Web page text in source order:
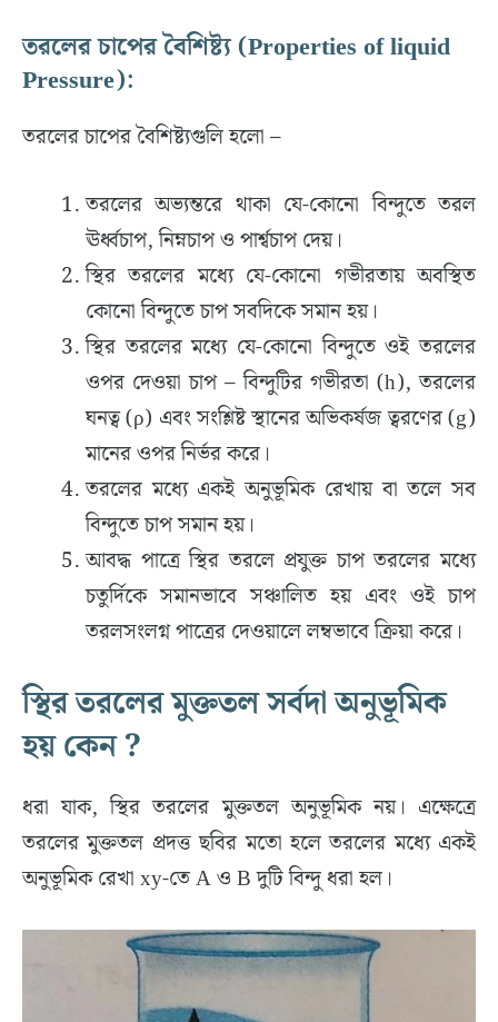
তরলের চাপের বৈশিষ্ট্য (Properties of liquid
Pressure):
তরলের চাপের বৈশিষ্ট্যগুলি হলো –
তরলের অভ্যন্তরে থাকা যে-কোনো বিন্দুতে তরল
ঊর্ধ্বচাপ, নিম্নচাপ ও পার্শ্বচাপ দেয়।
স্থির তরলের মধ্যে যে-কোনো গভীরতায় অবস্থিত
কোনো বিন্দুতে চাপ সবদিকে সমান হয়।
স্থির তরলের মধ্যে যে-কোনো বিন্দুতে ওই তরলের
ওপর দেওয়া চাপ – বিন্দুটির গভীরতা (h), তরলের
ঘনত্ব (ρ) এবং সংশ্লিষ্ট স্থানের অভিকর্ষজ ত্বরণের (g)
মানের ওপর নির্ভর করে।
তরলের মধ্যে একই অনুভূমিক রেখায় বা তলে সব
বিন্দুতে চাপ সমান হয়।
আবদ্ধ পাত্রে স্থির তরলে প্রযুক্ত চাপ তরলের মধ্যে
চতুর্দিকে সমানভাবে সঞ্চালিত হয় এবং ওই চাপ
তরলসংলগ্ন পাত্রের দেওয়ালে লম্বভাবে ক্রিয়া করে।
স্থির তরলের মুক্ততল সর্বদা অনুভূমিক
হয় কেন ?
ধরা যাক, স্থির তরলের মুক্ততল অনুভূমিক নয়। এক্ষেত্রে
তরলের মুক্ততল প্রদত্ত ছবির মতো হলে তরলের মধ্যে একই
অনুভূমিক রেখা xy-তে A ও B দুটি বিন্দু ধরা হল।